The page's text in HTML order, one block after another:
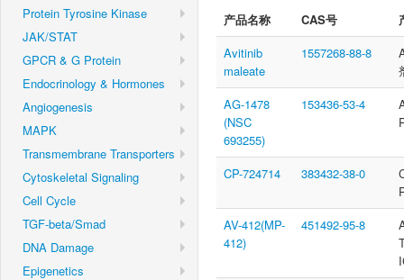
Protein Tyrosine Kinase
JAK/STAT
GPCR & G Protein
Endocrinology & Hormones
Angiogenesis
MAPK
Transmembrane Transporters
Cytoskeletal Signaling
Cell Cycle
TGF-beta/Smad
DNA Damage
Epigenetics
产品名称
CAS号
Avitinib
maleate
1557268-88-8
AG-1478
(NSC
693255)
153436-53-4
CP-724714 383432-38-0
AV-412(MP-
412)
451492-95-8